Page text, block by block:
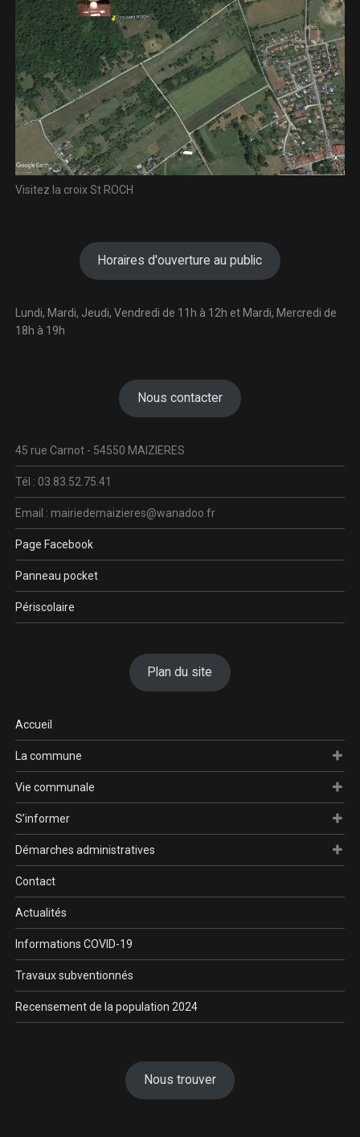
Visitez la croix St ROCH
Horaires d'ouverture au public
Lundi, Mardi, Jeudi, Vendredi de 11h à 12h et Mardi, Mercredi de
18h à 19h
Nous contacter
45 rue Carnot - 54550 MAIZIERES
Tél : 03.83.52.75.41
Email : mairiedemaizieres@wanadoo.fr
Page Facebook
Panneau pocket
Périscolaire
Plan du site
Accueil
La commune
Vie communale
S’informer
Démarches administratives
Contact
Actualités
Informations COVID-19
Travaux subventionnés
Recensement de la population 2024
Nous trouver